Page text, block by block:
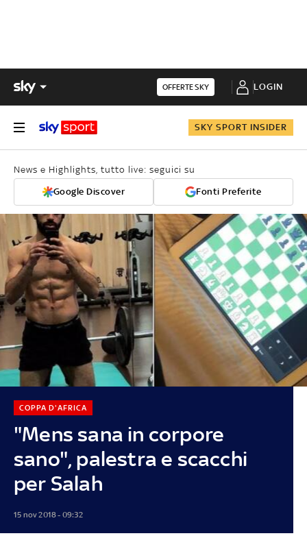
OFFERTE SKY LOGIN
SKY SPORT INSIDER
News e Highlights, tutto live: seguici su
Google Discover Fonti Preferite
"Mens sana in corpore
sano", palestra e scacchi
per Salah
COPPA D'AFRICA
15 nov 2018 - 09:32